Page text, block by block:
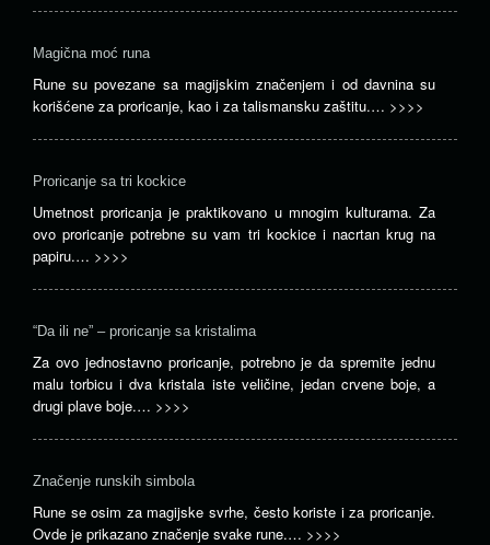
Magična moć runa
Rune su povezane sa magijskim značenjem i od davnina su
korišćene za proricanje, kao i za talismansku zaštitu.… >>>>
Proricanje sa tri kockice
Umetnost proricanja je praktikovano u mnogim kulturama. Za
ovo proricanje potrebne su vam tri kockice i nacrtan krug na
papiru.… >>>>
“Da ili ne” – proricanje sa kristalima
Za ovo jednostavno proricanje, potrebno je da spremite jednu
malu torbicu i dva kristala iste veličine, jedan crvene boje, a
drugi plave boje.… >>>>
Značenje runskih simbola
Rune se osim za magijske svrhe, često koriste i za proricanje.
Ovde je prikazano značenje svake rune.… >>>>